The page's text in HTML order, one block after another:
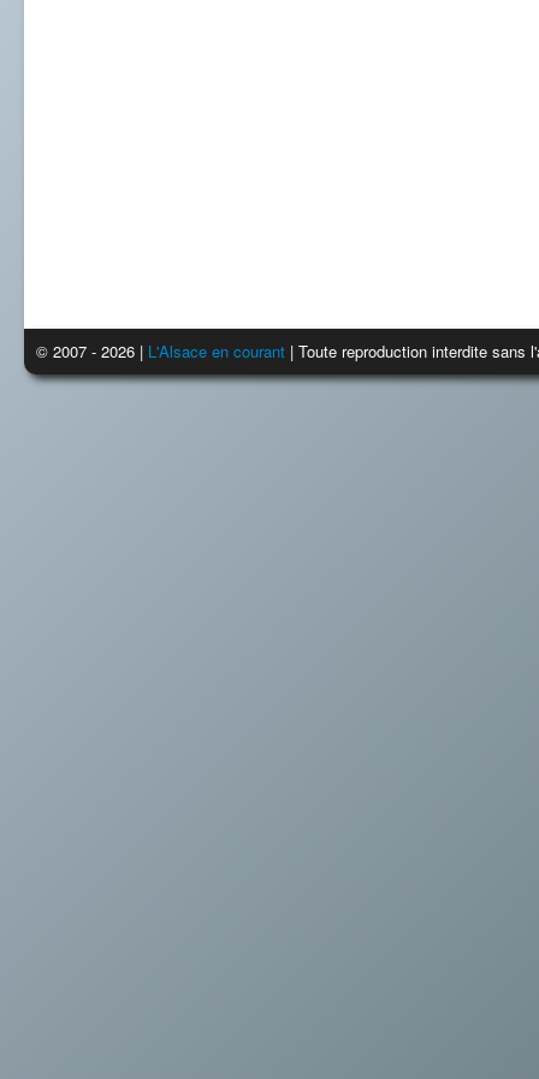
© 2007 - 2026 | L'Alsace en courant | Toute reproduction interdite sans